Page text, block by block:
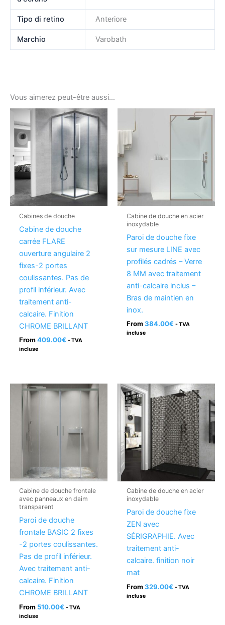
Tipo di retino Anteriore
Marchio Varobath
Vous aimerez peut-être aussi…
Cabines de douche
Cabine de douche
carrée FLARE
ouverture angulaire 2
fixes-2 portes
coulissantes. Pas de
profil inférieur. Avec
traitement anti-
calcaire. Finition
CHROME BRILLANT
From 409.00€ - TVA
incluse
Cabine de douche en acier
inoxydable
Paroi de douche fixe
sur mesure LINE avec
profilés cadrés – Verre
8 MM avec traitement
anti-calcaire inclus –
Bras de maintien en
inox.
From 384.00€ - TVA
incluse
Cabine de douche frontale
avec panneaux en daim
transparent
Paroi de douche
frontale BASIC 2 fixes
-2 portes coulissantes.
Pas de profil inférieur.
Avec traitement anti-
calcaire. Finition
CHROME BRILLANT
From 510.00€ - TVA
incluse
Cabine de douche en acier
inoxydable
Paroi de douche fixe
ZEN avec
SÉRIGRAPHIE. Avec
traitement anti-
calcaire. finition noir
mat
From 329.00€ - TVA
incluse